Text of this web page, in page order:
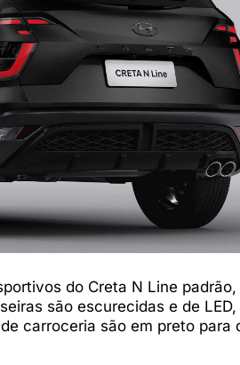
do Creta N Line
são escurecidas e de
carroceria são em preto para